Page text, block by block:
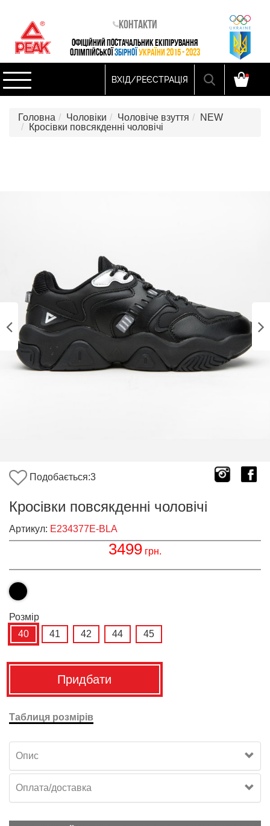
Контакти
ОФІЦІЙНИЙ ПОСТАЧАЛЬНИК ЕКІПІРУВАННЯ
ОЛІМПІЙСЬКОЇ ЗБІРНОЇ УКРАЇНИ 2015 - 2023
ВХІД/РЕЄСТРАЦІЯ
Головна Чоловіки Чоловіче взуття
NEW
Кросівки повсякденні чоловічі
Подобається:3
Кросівки повсякденні чоловічі
Артикул: E234377E-BLA
3499 грн.
Розмiр
40
41 42 44 45
Придбати
Таблиця розмірів
Опис
Оплата/доставка